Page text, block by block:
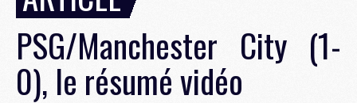
PSG/Manchester City (1-
0), le résumé vidéo